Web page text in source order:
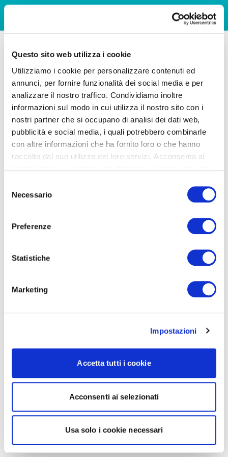
Questo sito web utilizza i cookie
Utilizziamo i cookie per personalizzare contenuti ed
annunci, per fornire funzionalità dei social media e per
analizzare il nostro traffico. Condividiamo inoltre
informazioni sul modo in cui utilizza il nostro sito con i
nostri partner che si occupano di analisi dei dati web,
pubblicità e social media, i quali potrebbero combinarle
con altre informazioni che ha fornito loro o che hanno
raccolto dal suo utilizzo dei loro servizi. Acconsenta ai
delNecessario
Preferenze
Statistiche
Marketing
Impostazioni
Accetta tutti i cookie
Acconsenti ai selezionati
Usa solo i cookie necessari